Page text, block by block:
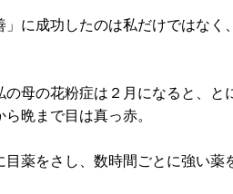
」に成功したのは私だけではな
の母の花粉症は２月になると、と
晩まで目は真っ赤。
目薬をさし、数時間ごとに強い薬